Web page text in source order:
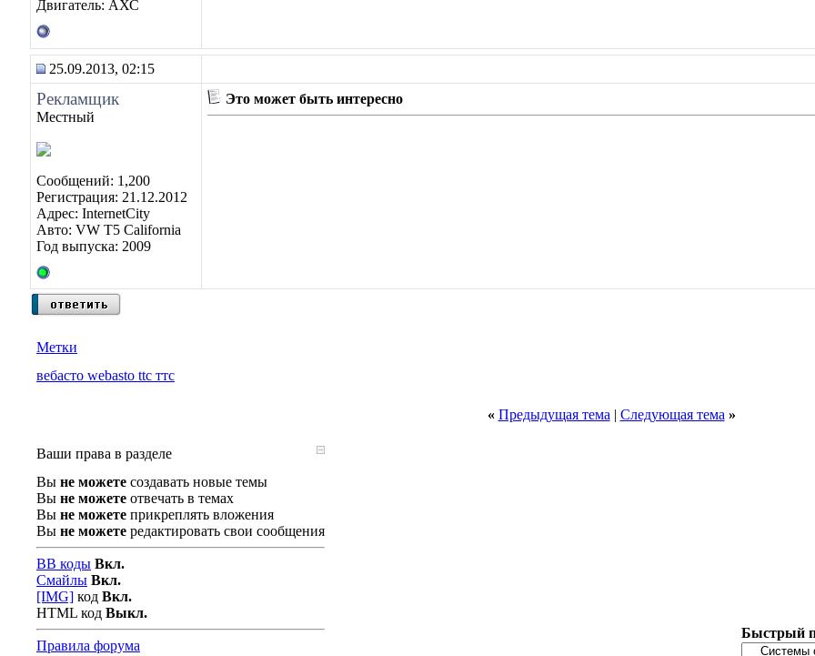
Двигатель: АХС
25.09.2013, 02:15
Рекламщик
Местный
Сообщений: 1,200
Регистрация: 21.12.2012
Адрес: InternetCity
Авто: VW T5 California
Год выпуска: 2009
Это может быть интересно
Метки
вебасто webasto ttc ттс
« Предыдущая тема | Следующая тема »
Ваши права в разделе
Вы не можете создавать новые темы
Вы не можете отвечать в темах
Вы не можете прикреплять вложения
Вы не можете редактировать свои сообщения
BB коды Вкл.
Смайлы Вкл.
[IMG] код Вкл.
HTML код Выкл.
Правила форума
Быстрый